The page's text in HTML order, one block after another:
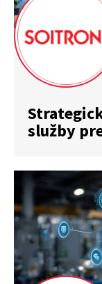
služby